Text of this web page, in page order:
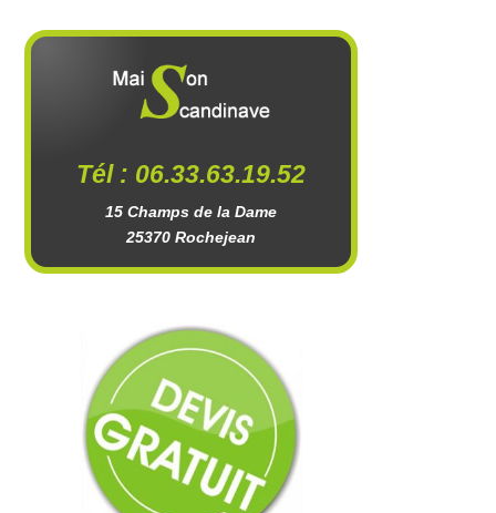
Tél : 06.33.63.19.52
15 Champs de la Dame
25370 Rochejean